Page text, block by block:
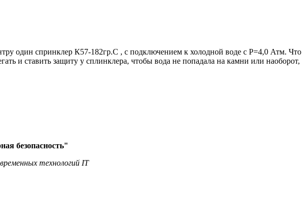
один спринклер К57-182гр.С , с подключением к холодной воде с Р=4,0 Атм. Что
и ставить защиту у сплинклера, чтобы вода не попадала на камни или наоборот,
безопасность"
технологий IT